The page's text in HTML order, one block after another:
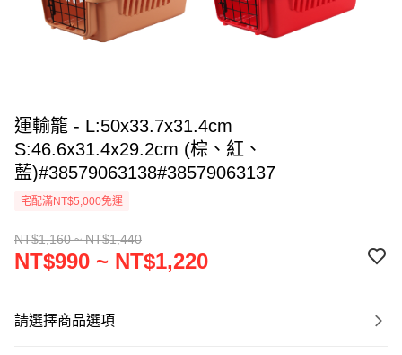
運輸籠 - L:50x33.7x31.4cm
S:46.6x31.4x29.2cm (棕、紅、
藍)#38579063138#38579063137
宅配滿NT$5,000免運
NT$1,160 ~ NT$1,440
NT$990 ~ NT$1,220
請選擇商品選項